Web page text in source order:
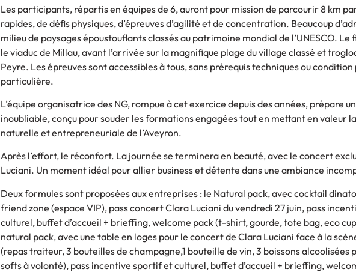
Les participants, répartis en équipes de 6, auront pour mission de parcourir 8 km
rapides, de défis physiques, d’épreuves d’agilité et de concentration. Beaucoup
milieu de paysages époustouflants classés au patrimoine mondial de l’UNESCO. Le
le viaduc de Millau, avant l’arrivée sur la magnifique plage du village classé et
Peyre. Les épreuves sont accessibles à tous, sans prérequis techniques ou condition
particulière.
L’équipe organisatrice des NG, rompue à cet exercice depuis des années, prépare
inoubliable, conçu pour souder les formations engagées tout en mettant en valeur
naturelle et entrepreneuriale de l’Aveyron.
Après l’effort, le réconfort. La journée se terminera en beauté, avec le concert
Luciani. Un moment idéal pour allier business et détente dans une ambiance
Deux formules sont proposées aux entreprises : le Natural pack, avec cocktail
friend zone (espace VIP), pass concert Clara Luciani du vendredi 27 juin, pass
culturel, buffet d’accueil + brieffing, welcome pack (t-shirt, gourde, tote bag, eco
natural pack, avec une table en loges pour le concert de Clara Luciani face à la
(repas traiteur, 3 bouteilles de champagne,1 bouteille de vin, 3 boissons alcoolisées
softs à volonté), pass incentive sportif et culturel, buffet d’accueil + brieffing,